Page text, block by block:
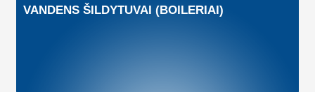
VANDENS ŠILDYTUVAI (BOILERIAI)